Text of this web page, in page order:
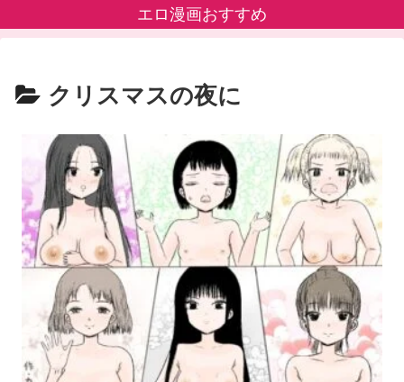
エロ漫画おすすめ
クリスマスの夜に